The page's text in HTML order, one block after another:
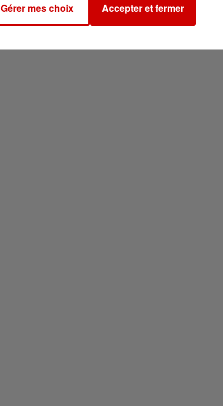
Gérer mes choix Accepter et fermer